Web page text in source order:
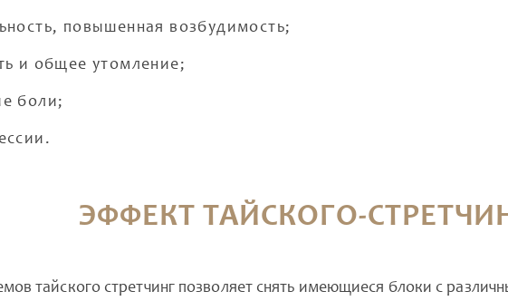
повышенная возбудимость;
и общее утомление;
боли;
ЭФФЕКТ ТАЙСКОГО-
тайского стретчинг позволяет снять имеющиеся блоки с